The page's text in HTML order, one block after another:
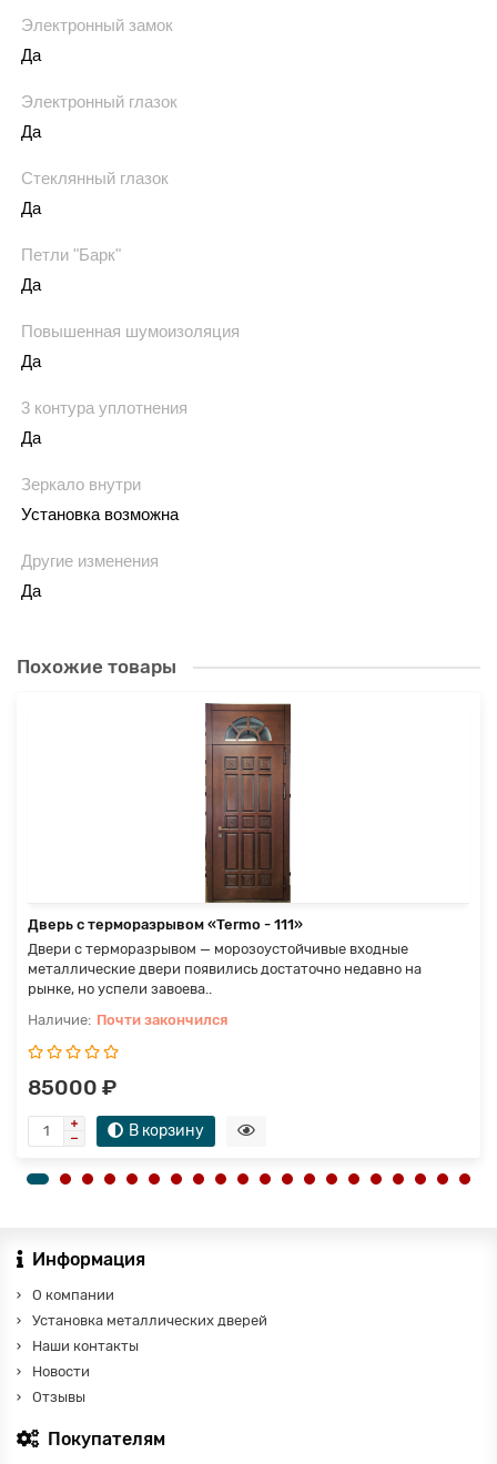
Электронный замок
Да
Электронный глазок
Да
Стеклянный глазок
Да
Петли "Барк"
Да
Повышенная шумоизоляция
Да
3 контура уплотнения
Да
Зеркало внутри
Установка возможна
Другие изменения
Да
Похожие товары
Дверь с терморазрывом «Termo - 111»
Двери с терморазрывом — морозоустойчивые входные
металлические двери появились достаточно недавно на
рынке, но успели завоева..
Почти закончился
85000 ₽
В корзину
Информация
О компании
Установка металлических дверей
Наши контакты
Новости
Отзывы
Покупателям